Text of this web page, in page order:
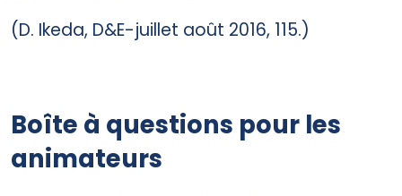
(D. Ikeda, D&E-juillet août 2016, 115.)
Boîte à questions pour les
animateurs